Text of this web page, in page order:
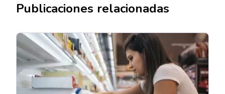
Publicaciones relacionadas